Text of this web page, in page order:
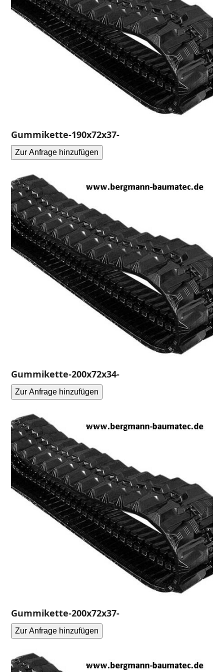
Gummikette-190x72x37-
Zur Anfrage hinzufügen
Gummikette-200x72x34-
Zur Anfrage hinzufügen
Gummikette-200x72x37-
Zur Anfrage hinzufügen